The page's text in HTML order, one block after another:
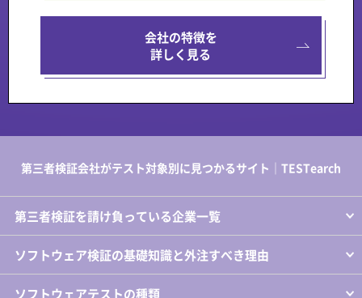
会社の特徴を
詳しく見る
第三者検証会社がテスト対象別に見つかるサイト｜TESTearch
第三者検証を請け負っている企業一覧
ソフトウェア検証の基礎知識と外注すべき理由
ソフトウェアテストの種類